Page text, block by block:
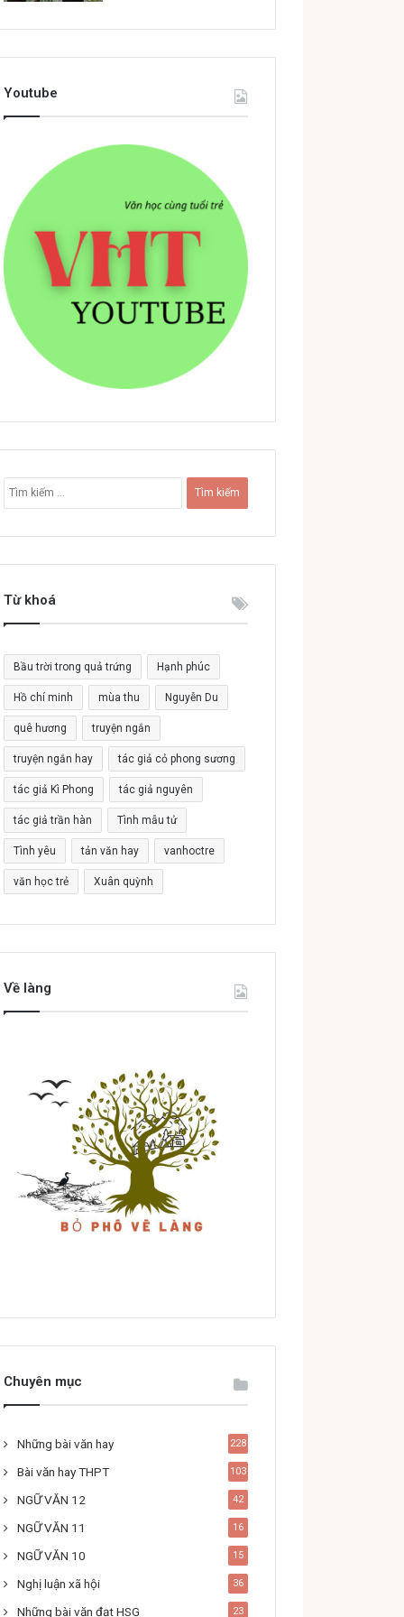
Youtube
ì
i
c
o
:
Từ khoá
Bầu trời trong quả trứng Hạnh phúc
Hồ chí minh mùa thu Nguyễn Du
quê hương truyện ngắn
truyện ngắn hay tác giả cỏ phong sương
tác giả Kì Phong tác giả nguyên
tác giả trần hàn Tình mẫu tử
Tình yêu tản văn hay vanhoctre
văn học trẻ Xuân quỳnh
Về làng
Chuyên mục
Những bài văn hay 228
Bài văn hay THPT 103
NGỮ VĂN 12 42
NGỮ VĂN 11 16
NGỮ VĂN 10 15
Nghị luận xã hội 36
Những bài văn đạt HSG 23